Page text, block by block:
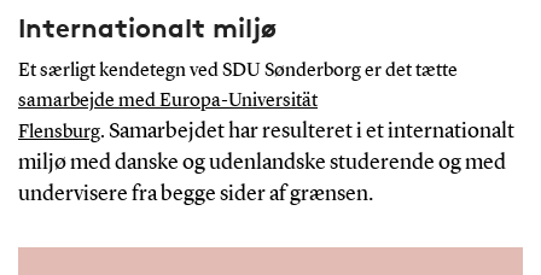
Internationalt miljø
Et særligt kendetegn ved SDU Sønderborg er det tætte
samarbejde med Europa-Universität
Flensburg. Samarbejdet har resulteret i et internationalt
miljø med danske og udenlandske studerende og med
undervisere fra begge sider af grænsen.